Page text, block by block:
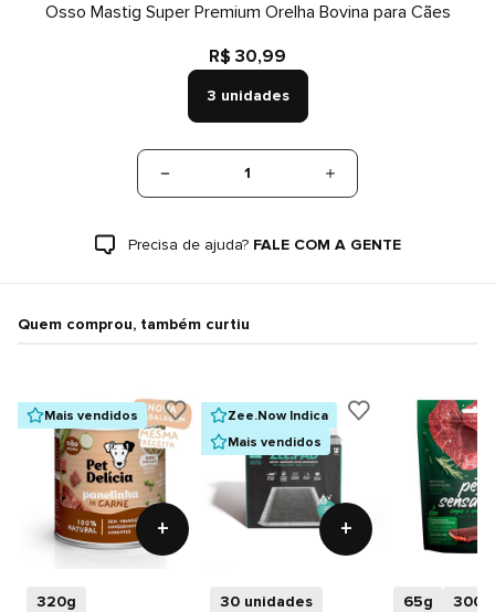
Osso Mastig Super Premium Orelha Bovina para Cães
R$ 30,99
3 unidades
1
Precisa de ajuda? FALE COM A GENTE
Quem comprou, também curtiu
Mais vendidos
+
320g
Zee.Now Indica
Mais vendidos
+
30 unidades
65g
300g